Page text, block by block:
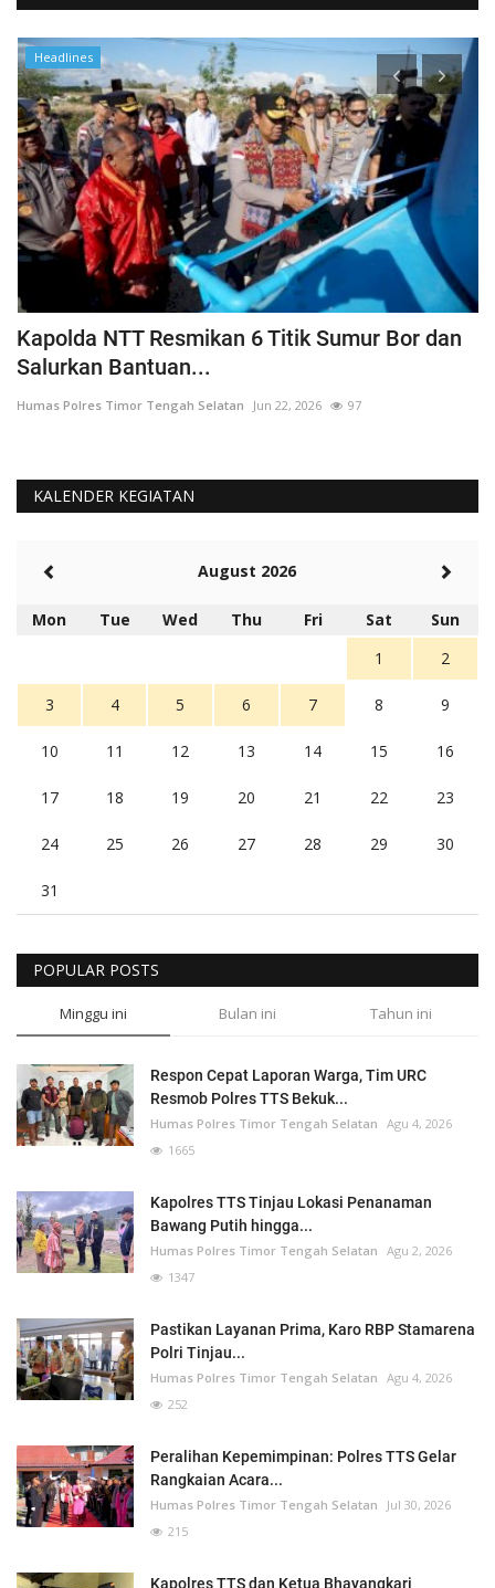
Headlines
Kapolda NTT Resmikan 6 Titik Sumur Bor dan
Salurkan Bantuan...
Humas Polres Timor Tengah Selatan Jun 22, 2026 97
KALENDER KEGIATAN
August 2026
Mon Tue Wed Thu Fri Sat
Sun
1
2
3 4 5 6 7 8 9
10 11 12 13 14 15 16
17 18 19 20 21 22 23
24 25 26 27 28 29 30
31
POPULAR POSTS
Minggu ini Bulan ini Tahun ini
Respon Cepat Laporan Warga, Tim URC
Resmob Polres TTS Bekuk...
Humas Polres Timor Tengah Selatan Agu 4, 2026
1665
Kapolres TTS Tinjau Lokasi Penanaman
Bawang Putih hingga...
Humas Polres Timor Tengah Selatan Agu 2, 2026
1347
Pastikan Layanan Prima, Karo RBP Stamarena
Polri Tinjau...
Humas Polres Timor Tengah Selatan Agu 4, 2026
252
Peralihan Kepemimpinan: Polres TTS Gelar
Rangkaian Acara...
Humas Polres Timor Tengah Selatan
Jul 30, 2026
215
Kapolres TTS dan Ketua Bhayangkari